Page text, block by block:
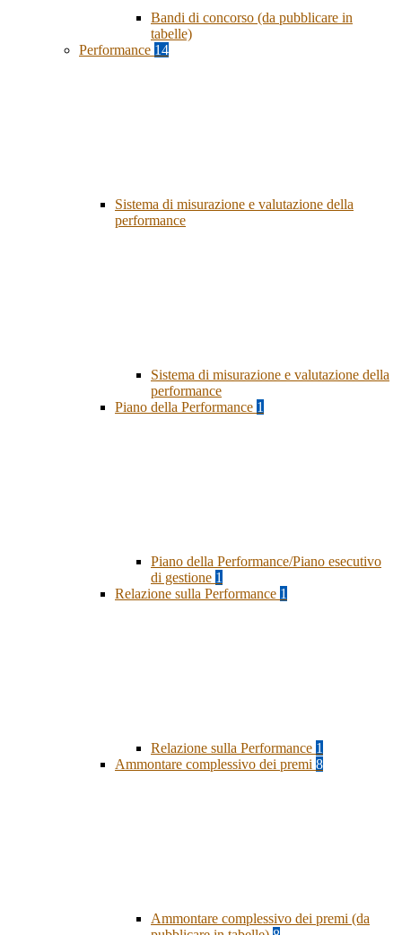
Bandi di concorso (da pubblicare in
tabelle)
Performance 14
Sistema di misurazione e valutazione della
performance
Sistema di misurazione e valutazione della
performance
Piano della Performance 1
Piano della Performance/Piano esecutivo
di gestione 1
Relazione sulla Performance 1
Relazione sulla Performance 1
Ammontare complessivo dei premi 8
Ammontare complessivo dei premi (da